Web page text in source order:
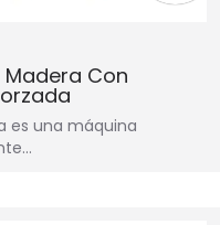
Madera Con
es una máquina